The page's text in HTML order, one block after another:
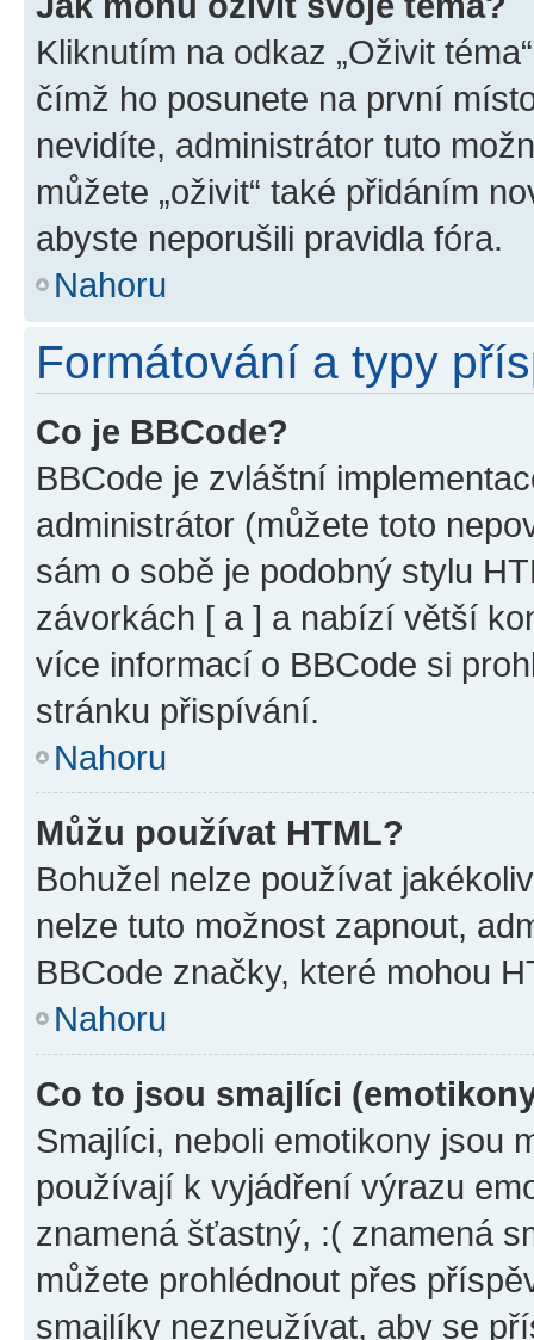
Kliknutím na odkaz „Oživit
čímž ho posunete na první
nevidíte, administrátor tuto
můžete „oživit“ také přidáním
abyste neporušili pravidla fóra.
Nahoru
Formátování a typy
Co je BBCode?
BBCode je zvláštní
administrátor (můžete toto
sám o sobě je podobný stylu
závorkách [ a ] a nabízí větší
více informací o BBCode si
stránku přispívání.
Nahoru
Můžu používat HTML?
Bohužel nelze používat
nelze tuto možnost zapnout,
BBCode značky, které mohou
Nahoru
Co to jsou smajlíci
Smajlíci, neboli emotikony jsou
používají k vyjádření výrazu
znamená šťastný, :( znamená
můžete prohlédnout přes
smajlíky nezneužívat, aby se